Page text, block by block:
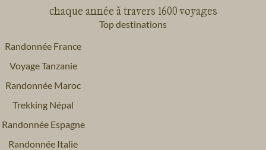
chaque année à travers 1600 voyages
Top destinations
Randonnée France
Voyage Tanzanie
Randonnée Maroc
Trekking Népal
Randonnée Espagne
Randonnée Italie